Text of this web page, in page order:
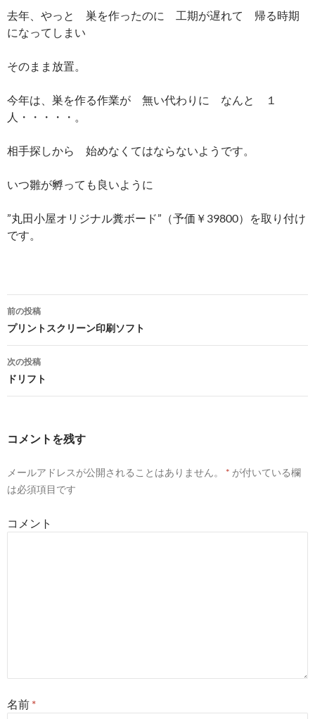
去年、やっと 巣を作ったのに 工期が遅れて 帰る時期
になってしまい
そのまま放置。
今年は、巣を作る作業が 無い代わりに なんと １
人・・・・・。
相手探しから 始めなくてはならないようです。
いつ雛が孵っても良いように
”丸田小屋オリジナル糞ボード”（予価￥39800）を取り付け
です。
投
稿
ナ
ゲ
シ
ン
前の投稿
プリントスクリーン印刷ソフト
次の投稿
ドリフト
コメントを残す
メールアドレスが公開されることはありません。 * が付いている欄
は必須項目です
コメント
名前 *